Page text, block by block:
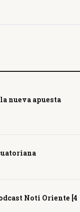
nueva apuesta
Noti Oriente [4